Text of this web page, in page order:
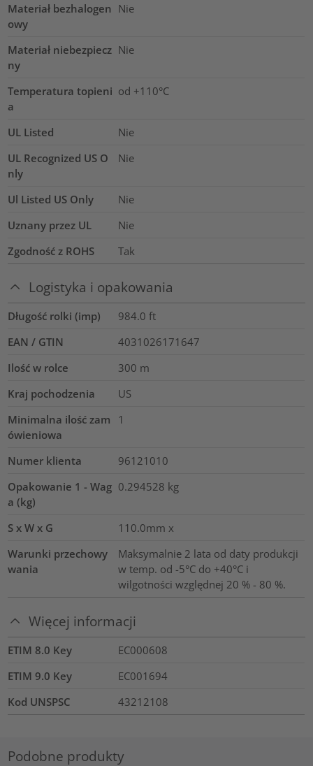
Materiał bezhalogen
owy
Nie
Materiał niebezpiecz
ny
Nie
Temperatura topieni
a
od +110°C
UL Listed
Nie
UL Recognized US O
nly
Nie
Ul Listed US Only
Nie
Uznany przez UL
Nie
Zgodność z ROHS
Tak
Logistyka i opakowania
Długość rolki (imp) 984.0 ft
EAN / GTIN
4031026171647
Ilość w rolce
300 m
Kraj pochodzenia
US
Minimalna ilość zam
ówieniowa
1
Numer klienta
96121010
Opakowanie 1 - Wag
a (kg)
0.294528 kg
S x W x G
110.0mm x
Warunki przechowy
wania
Maksymalnie 2 lata od daty produkcji
w temp. od -5°C do +40°C i
wilgotności względnej 20 % - 80 %.
Więcej informacji
ETIM 8.0 Key
EC000608
ETIM 9.0 Key
EC001694
Kod UNSPSC
43212108
Podobne produkty